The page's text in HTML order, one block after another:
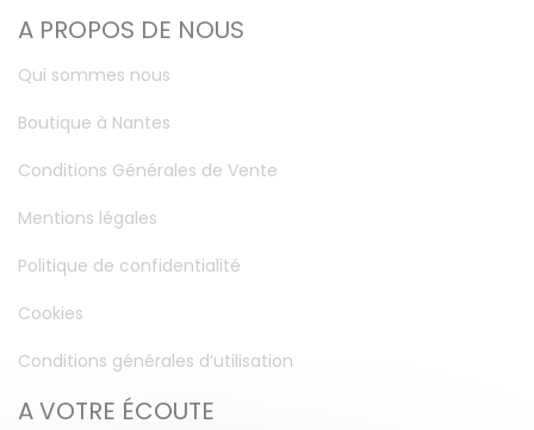
A PROPOS DE NOUS
Qui sommes nous
Boutique à Nantes
Conditions Générales de Vente
Mentions légales
Politique de confidentialité
Cookies
Conditions générales d’utilisation
A VOTRE ÉCOUTE